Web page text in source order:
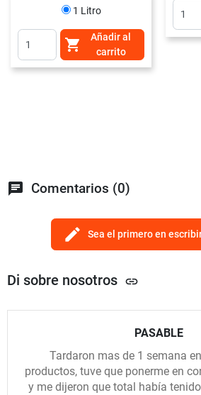
1 Litro

Añadir al
carrito
chat Comentarios (0)
edit Sea el primero en
Di sobre nosotros link
PASABLE
Tardaron mas de 1 semana
productos, tuve que ponerme en
y me dijeron que total había